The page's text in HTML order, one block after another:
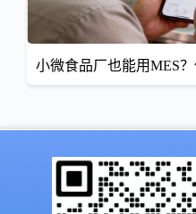
小微食品厂也能用MES